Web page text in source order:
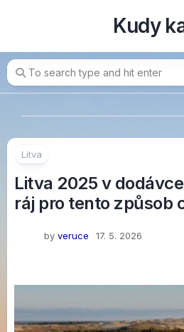
Kudy
Litva
Litva 2025 v
ráj pro tento způsob
by veruce 17. 5. 2026